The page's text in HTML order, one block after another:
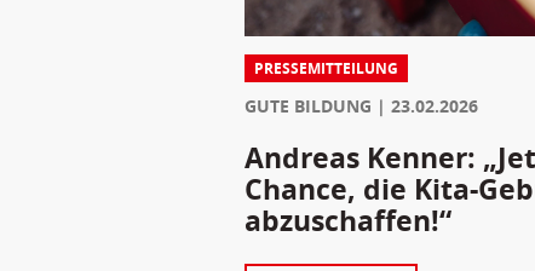
PRESSEMITTEILUNG
GUTE BILDUNG 23.02.2026
Andreas Kenner:
Chance, die Kita-
abzuschaffen!“